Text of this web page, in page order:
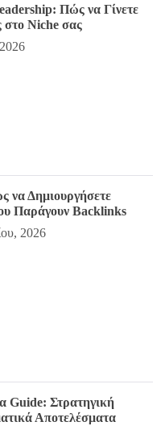
Πώς να Γίνετε
Niche σας
να Δημιουργήσετε
Παράγουν Backlinks
2026
Guide: Στρατηγική
Αποτελέσματα